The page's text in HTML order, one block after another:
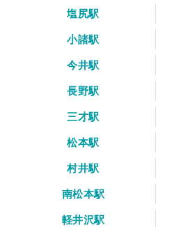
塩尻駅
小諸駅
今井駅
長野駅
三才駅
松本駅
村井駅
南松本駅
軽井沢駅